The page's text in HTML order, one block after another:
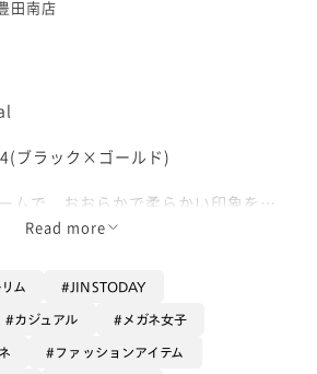
田南店
ブラック×ゴールド)
ムで、おおらかで柔らかい印象を与
ィークな彫刻が施されているのでさ
Read more
ム JINSTODAY
カジュアル メガネ女子
ファッションアイテム